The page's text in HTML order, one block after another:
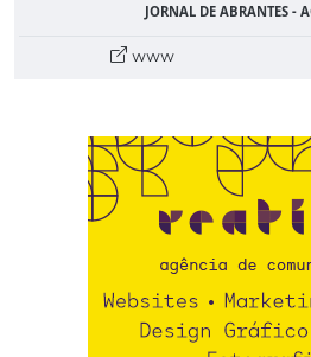
JORNAL DE ABRANTES -
www